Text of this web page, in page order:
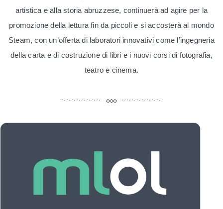
artistica e alla storia abruzzese, continuerà ad agire per la
promozione della lettura fin da piccoli e si accosterà al mondo
Steam, con un’offerta di laboratori innovativi come l’ingegneria
della carta e di costruzione di libri e i nuovi corsi di fotografia,
teatro e cinema.